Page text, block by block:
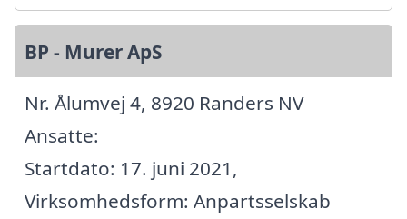
BP - Murer ApS
Nr. Ålumvej 4, 8920 Randers NV
Ansatte:
Startdato: 17. juni 2021,
Virksomhedsform: Anpartsselskab